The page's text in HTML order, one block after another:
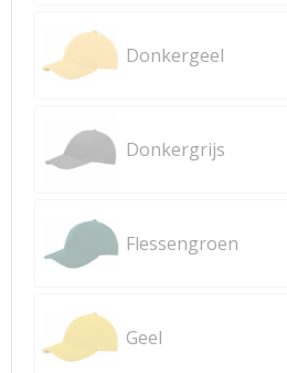
Donkergeel
Donkergrijs
Flessengroen
Geel